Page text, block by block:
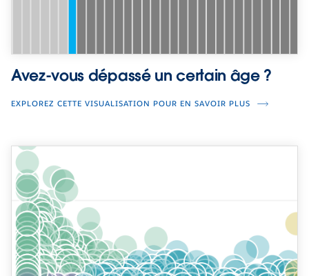
Avez-vous dépassé un certain âge ?
EXPLOREZ CETTE VISUALISATION POUR EN SAVOIR PLUS